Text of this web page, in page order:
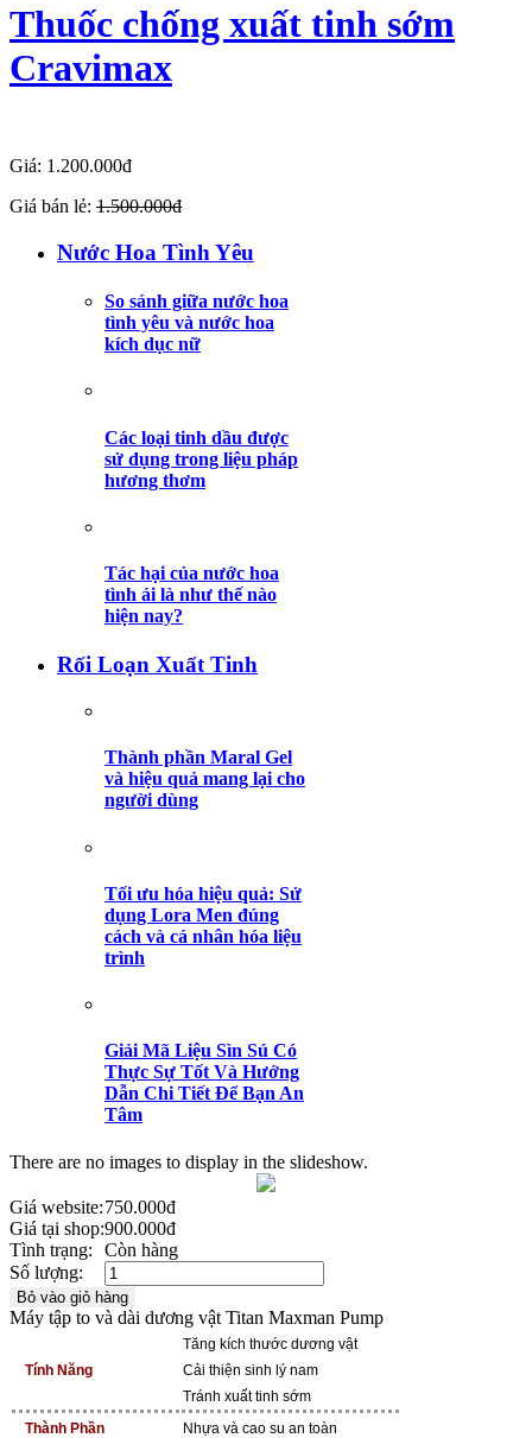
Thuốc chống xuất tinh sớm
Cravimax
Giá: 1.200.000đ
Giá bán lẻ: 1.500.000đ
Nước Hoa Tình Yêu
So sánh giữa nước hoa
tình yêu và nước hoa
kích dục nữ
Các loại tinh dầu được
sử dụng trong liệu pháp
hương thơm
Tác hại của nước hoa
tình ái là như thế nào
hiện nay?
Rối Loạn Xuất Tinh
Thành phần Maral Gel
và hiệu quả mang lại cho
người dùng
Tối ưu hóa hiệu quả: Sử
dụng Lora Men đúng
cách và cá nhân hóa liệu
trình
Giải Mã Liệu Sìn Sú Có
Thực Sự Tốt Và Hướng
Dẫn Chi Tiết Để Bạn An
Tâm
There are no images to display in the slideshow.
Giá website:750.000đ
Giá tại shop:900.000đ
Tình trạng:
Còn hàng
Số lượng:
Máy tập to và dài dương vật Titan Maxman Pump
Tính Năng
Tăng kích thước dương vật
Cải thiện sinh lý nam
Tránh xuất tinh sớm
Thành Phần
Nhựa và cao su an toàn